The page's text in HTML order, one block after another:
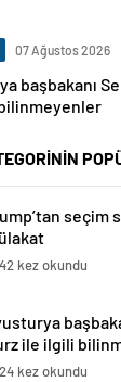
07 Ağustos 2026
başbakanı
seçim
kez okundu
ile ilgili
kez okundu